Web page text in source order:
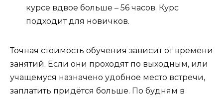
курсе вдвое больше – 56 часов. Курс
подходит для новичков.
Точная стоимость обучения зависит от времени
занятий. Если они проходят по выходным, или
учащемуся назначено удобное место встречи,
заплатить придётся больше. По будням в